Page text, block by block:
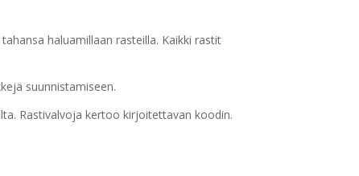
haluamillaan rasteilla. Kaikki rastit
suunnistamiseen.
Rastivalvoja kertoo kirjoitettavan koodin.